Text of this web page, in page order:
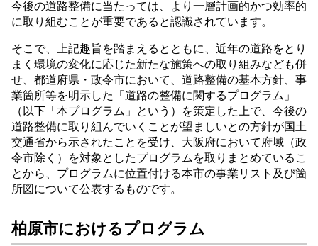
今後の道路整備に当たっては、より一層計画的かつ効率的
に取り組むことが重要であると認識されています。
そこで、上記趣旨を踏まえるとともに、近年の道路をとり
まく環境の変化に応じた新たな施策への取り組みなども併
せ、都道府県・政令市において、道路整備の基本方針、事
業箇所等を明示した「道路の整備に関するプログラム」
（以下「本プログラム」という）を策定した上で、今後の
道路整備に取り組んでいくことが望ましいとの方針が国土
交通省から示されたことを受け、大阪府において府域（政
令市除く）を対象としたプログラムを取りまとめているこ
とから、プログラムに位置付ける本市の事業リスト及び箇
所図について公表するものです。
柏原市におけるプログラム